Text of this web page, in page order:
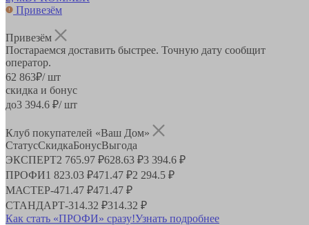
Привезём
Привезём
Постараемся доставить быстрее. Точную дату сообщит
оператор.
62 863₽/ шт
скидка и бонус
до3 394.6 ₽/ шт
Клуб покупателей «Ваш Дом»
СтатусСкидкаБонусВыгода
ЭКСПЕРТ2 765.97 ₽628.63 ₽3 394.6 ₽
ПРОФИ1 823.03 ₽471.47 ₽2 294.5 ₽
МАСТЕР-471.47 ₽471.47 ₽
СТАНДАРТ-314.32 ₽314.32 ₽
Как стать «ПРОФИ» сразу!Узнать подробнее